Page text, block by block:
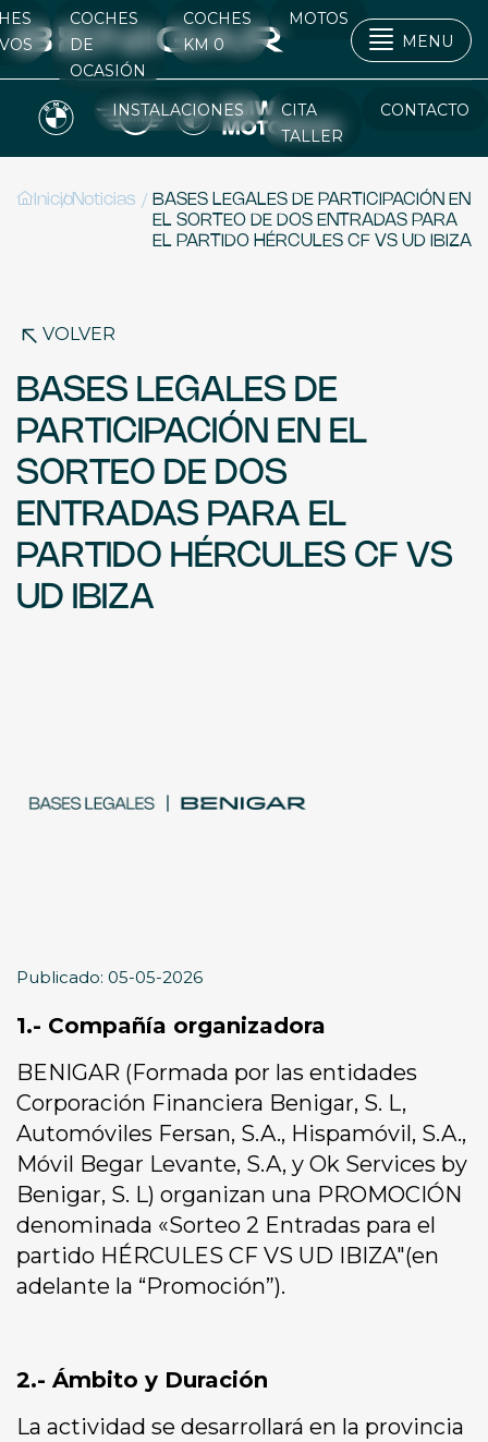
COCHES
DE
OCASIÓN
COCHES
KM 0
MOTOS
MENU
INSTALACIONES
CITA
TALLER
CONTACTO
Inicio
/ Noticias / BASES LEGALES DE PARTICIPACIÓN EN
EL SORTEO DE DOS ENTRADAS PARA
EL PARTIDO HÉRCULES CF VS UD IBIZA
VOLVER
BASES LEGALES DE
PARTICIPACIÓN EN EL
SORTEO DE DOS
ENTRADAS PARA EL
PARTIDO HÉRCULES CF VS
UD IBIZA
Publicado: 05-05-2026
1.- Compañía organizadora
BENIGAR (Formada por las entidades
Corporación Financiera Benigar, S. L,
Automóviles Fersan, S.A., Hispamóvil, S.A.,
Móvil Begar Levante, S.A, y Ok Services by
Benigar, S. L) organizan una PROMOCIÓN
denominada «Sorteo 2 Entradas para el
partido HÉRCULES CF VS UD IBIZA"(en
adelante la “Promoción”).
2.- Ámbito y Duración
La actividad se desarrollará en la provincia